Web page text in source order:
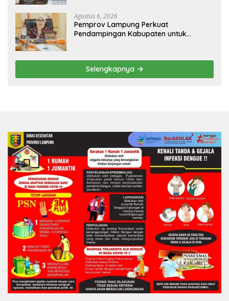
Agustus 6, 2026
Pemprov Lampung Perkuat
Pendampingan Kabupaten untuk
Selengkapnya